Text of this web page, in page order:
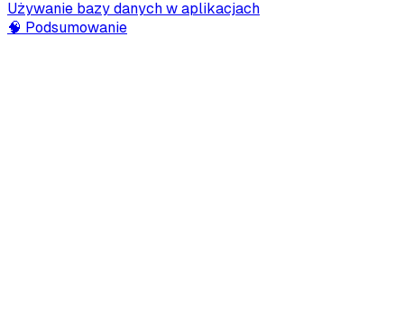
Używanie bazy danych w aplikacjach
🧠 Podsumowanie